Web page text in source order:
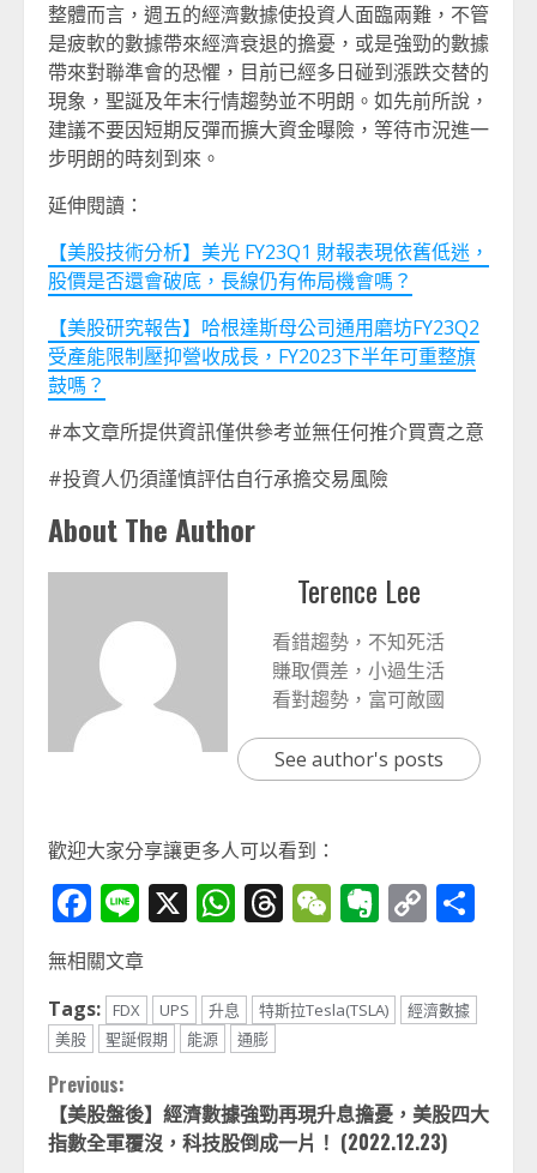
整體而言，週五的經濟數據使投資人面臨兩難，不管
是疲軟的數據帶來經濟衰退的擔憂，或是強勁的數據
帶來對聯準會的恐懼，目前已經多日碰到漲跌交替的
現象，聖誕及年末行情趨勢並不明朗。如先前所說，
建議不要因短期反彈而擴大資金曝險，等待市況進一
步明朗的時刻到來。
延伸閱讀：
【美股技術分析】美光 FY23Q1 財報表現依舊低迷，
股價是否還會破底，長線仍有佈局機會嗎？
【美股研究報告】哈根達斯母公司通用磨坊FY23Q2
受產能限制壓抑營收成長，FY2023下半年可重整旗
鼓嗎？
#本文章所提供資訊僅供參考並無任何推介買賣之意
#投資人仍須謹慎評估自行承擔交易風險
About The Author
Terence Lee
看錯趨勢，不知死活
賺取價差，小過生活
看對趨勢，富可敵國
See author's posts
歡迎大家分享讓更多人可以看到：
Facebook
Line
X WhatsApp
Threads
WeChat
Evernote
Copy
無相關文章
Tags:
FDX UPS 升息 特斯拉Tesla(TSLA)
經濟數據
美股
聖誕假期 能源 通膨
Continue
Reading
Previous:
【美股盤後】經濟數據強勁再現升息擔憂，美股四大
指數全軍覆沒，科技股倒成一片！ (2022.12.23)